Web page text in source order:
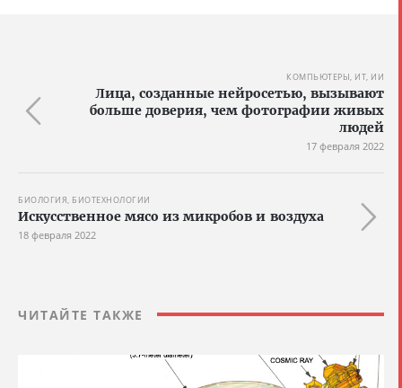
КОМПЬЮТЕРЫ, ИТ, ИИ
Лица, созданные нейросетью, вызывают
больше доверия, чем фотографии живых
людей
17 февраля 2022
БИОЛОГИЯ, БИОТЕХНОЛОГИИ
Искусственное мясо из микробов и воздуха
18 февраля 2022
ЧИТАЙТЕ ТАКЖЕ